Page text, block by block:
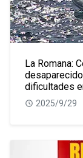
La Romana:
dificultades
2025/9/29